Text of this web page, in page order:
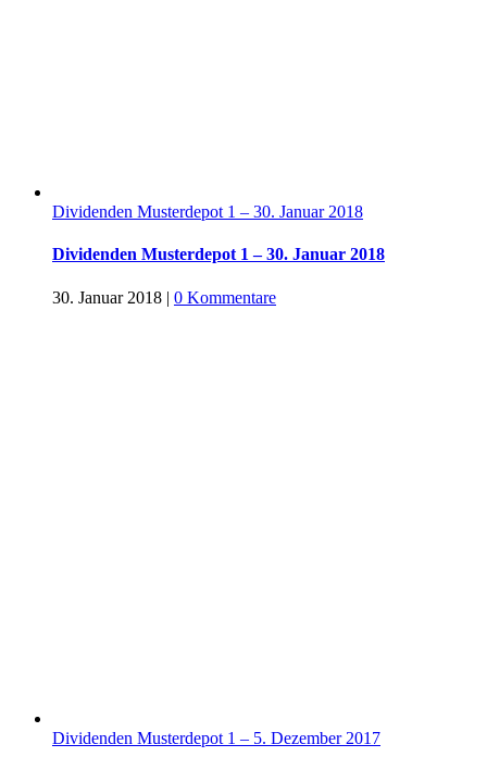
Dividenden Musterdepot 1 – 30. Januar 2018
Dividenden Musterdepot 1 – 30. Januar 2018
30. Januar 2018 | 0 Kommentare
Dividenden Musterdepot 1 – 5. Dezember 2017